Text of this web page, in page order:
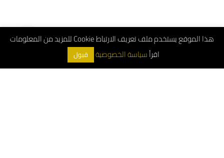
هذا الموقع يستخدم ملف تعريف الارتباط Cookie للمزيد من المعلومات
اقرأسياسة الخصوصية قبول